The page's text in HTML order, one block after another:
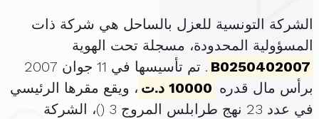
الشركة التونسية للعزل بالساحل هي شركة ذات
المسؤولية المحدودة، مسجلة تحت الهوية
B0250402007
. تم تأسيسها في 11 جوان 2007
برأس مال قدره 10000 د.ت
، ويقع مقرها الرئيسي
في عدد 23 نهج طرابلس المروج 3 (
)، الشركة